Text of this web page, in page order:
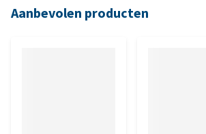
Aanbevolen producten